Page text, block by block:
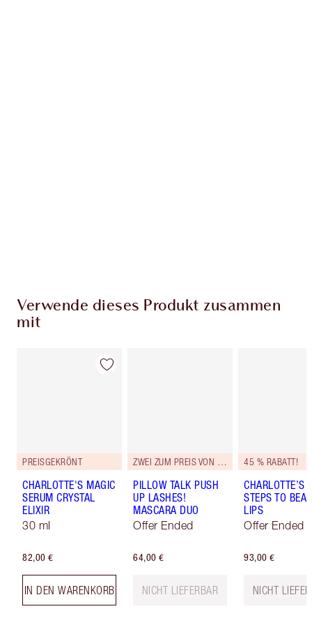
Verwende dieses Produkt zusammen
mit
PREISGEKRÖNT
CHARLOTTE'S MAGIC
SERUM CRYSTAL
ELIXIR
30 ml
82,00 €
IN DEN WARENKORB
ZWEI ZUM PREIS VON EINEM
PILLOW TALK PUSH
UP LASHES!
MASCARA DUO
Offer Ended
64,00 €
NICHT LIEFERBAR
45 % RABATT!
CHARLOTTE’S
STEPS TO
LIPS
Offer Ended
93,00 €
NICHT